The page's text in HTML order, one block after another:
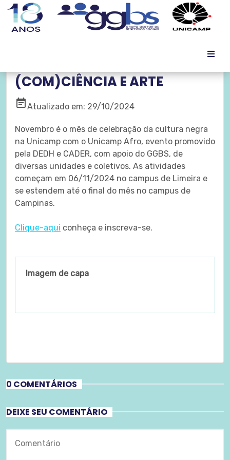
(COM)CIÊNCIA E ARTE
event_noteAtualizado em: 29/10/2024
Novembro é o mês de celebração da cultura negra
na Unicamp com o Unicamp Afro, evento promovido
pela DEDH e CADER, com apoio do GGBS, de
diversas unidades e coletivos. As atividades
começam em 06/11/2024 no campus de Limeira e
se estendem até o final do mês no campus de
Campinas.
Clique-aqui conheça e inscreva-se.
Imagem de capa
0 COMENTÁRIOS
DEIXE SEU COMENTÁRIO